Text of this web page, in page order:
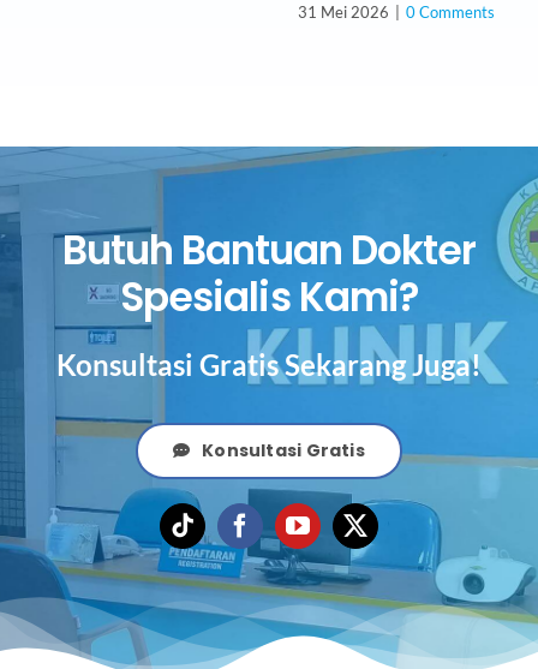
31 Mei 2026 0 Comments
Butuh Bantuan Dokter
Spesialis Kami?
Konsultasi Gratis Sekarang Juga!
Konsultasi Gratis